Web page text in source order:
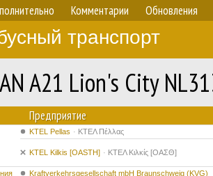
Комментарии Обновления
транспорт
A21 Lion's City
Предприятие
KTEL Pellas ΚΤΕΛ Πέλλας
KTEL Kilkis [OASTH] ΚΤΕΛ Κιλκίς [ΟΑΣΘ]
Kraftverkehrsgesellschaft mbH Braunschweig (KVG)